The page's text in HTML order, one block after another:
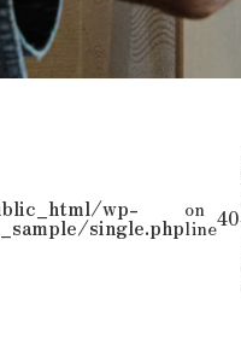
wp-
single.php
on
line40